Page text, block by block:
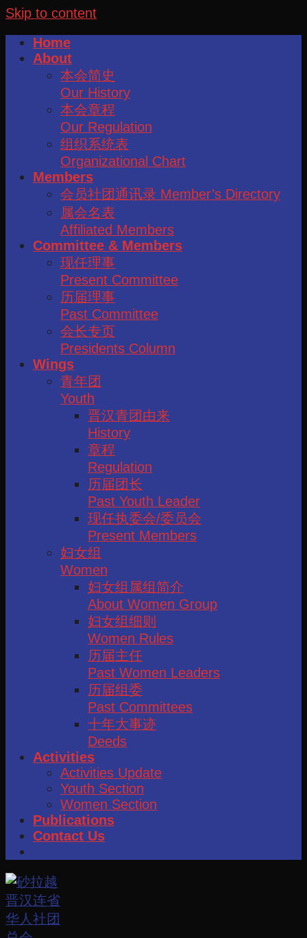
Skip to content
Home
About
本会简史
Our History
本会章程
Our Regulation
组织系统表
Organizational Chart
Members
会员社团通讯录 Member’s Directory
属会名表
Affiliated Members
Committee & Members
现任理事
Present Committee
历届理事
Past Committee
会长专页
Presidents Column
Wings
青年团
Youth
晋汉青团由来
History
章程
Regulation
历届团长
Past Youth Leader
现任执委会/委员会
Present Members
妇女组
Women
妇女组属组简介
About Women Group
妇女组细则
Women Rules
历届主任
Past Women Leaders
历届组委
Past Committees
十年大事迹
Deeds
Activities
Activities Update
Youth Section
Women Section
Publications
Contact Us